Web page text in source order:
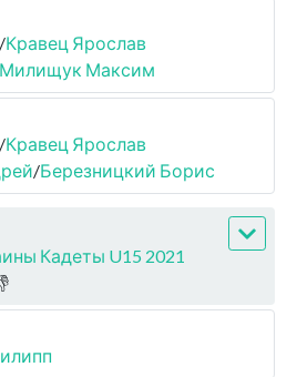
/Кравец Ярослав
Милищук Максим
/Кравец Ярослав
/Березницкий Борис
Кадеты U15 2021